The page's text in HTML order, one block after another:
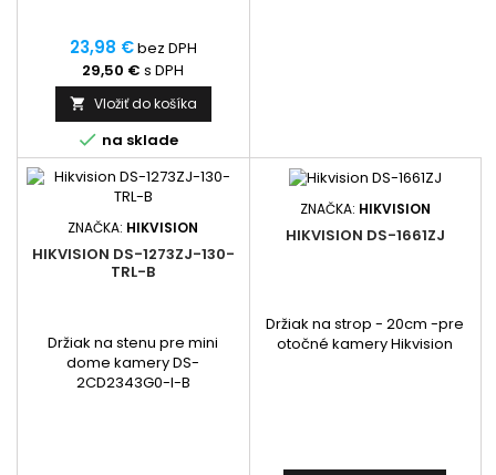
23,98 €bez DPH
29,50 € s DPH
 Vložiť do košíka
 na sklade
ZNAČKA: HIKVISION
HIKVISION DS-1273ZJ-130-
TRL-B
Držiak na stenu pre mini
dome kamery DS-
2CD2343G0-I-B
ZNAČKA: HIKVISION
HIKVISION DS-1661ZJ
Držiak na strop - 20cm -pre
otočné kamery Hikvision